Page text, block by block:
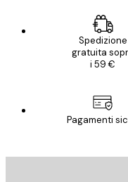
Spedizione
gratuita
i 59 €
Pagamenti